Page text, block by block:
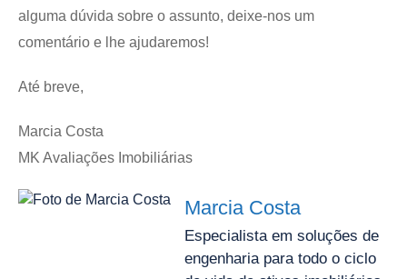
alguma dúvida sobre o assunto, deixe-nos um
comentário e lhe ajudaremos!
Até breve,
Marcia Costa
MK Avaliações Imobiliárias
Marcia Costa
Especialista em soluções de
engenharia para todo o ciclo